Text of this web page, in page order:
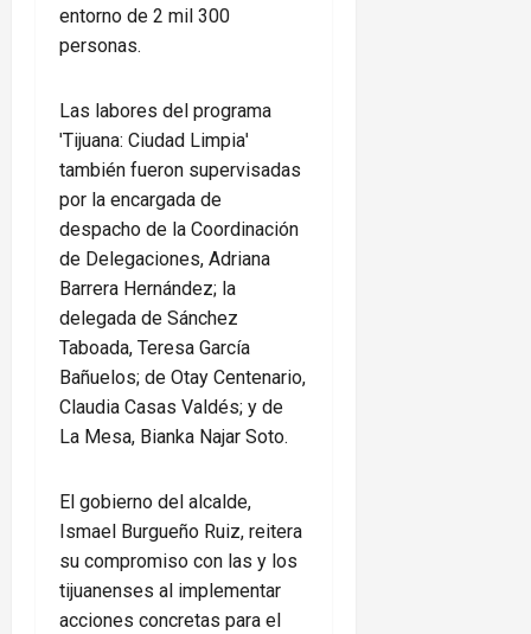
entorno de 2 mil 300
personas.
Las labores del programa
ˈTijuana: Ciudad Limpiaˈ
también fueron supervisadas
por la encargada de
despacho de la Coordinación
de Delegaciones, Adriana
Barrera Hernández; la
delegada de Sánchez
Taboada, Teresa García
Bañuelos; de Otay Centenario,
Claudia Casas Valdés; y de
La Mesa, Bianka Najar Soto.
El gobierno del alcalde,
Ismael Burgueño Ruiz, reitera
su compromiso con las y los
tijuanenses al implementar
acciones concretas para el